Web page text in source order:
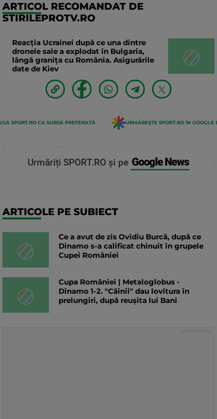
ARTICOL RECOMANDAT DE
STIRILEPROTV.RO
Reacția Ucrainei după ce una dintre
dronele sale a explodat în Bulgaria,
lângă granița cu România. Asigurările
date de Kiev
SPORT.RO CA SURSĂ PREFERATĂ URMĂREȘTE SPORT.RO ÎN GOOGLE
Urmăriți SPORT.RO și pe Google News
ARTICOLE PE SUBIECT
Ce a avut de zis Ovidiu Burcă, după ce
Dinamo s-a calificat chinuit în grupele
Cupei României
Cupa României | Metaloglobus -
Dinamo 1-2. "Câinii" dau lovitura în
prelungiri, după reușita lui Bani